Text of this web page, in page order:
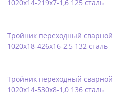
1020х14-219х7-1,6 125 сталь
Тройник переходный сварной
1020х18-426х16-2,5 132 сталь
Тройник переходный сварной
1020х14-530х8-1,0 136 сталь